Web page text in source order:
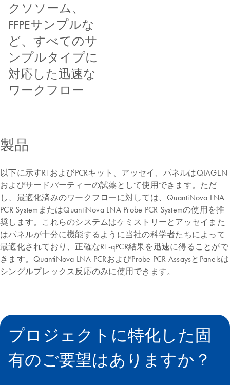
クソソーム、
FFPEサンプルな
ど、すべてのサ
ンプルタイプに
対応した迅速な
ワークフロー
製品
以下に示すRTおよびPCRキット、アッセイ、パネルはQIAGEN
およびサードパーティーの試薬として使用できます。ただ
し、最適化済みのワークフローに対しては、QuantiNova LNA
PCR SystemまたはQuantiNova LNA Probe PCR Systemの使用を推
奨します。これらのシステムはケミストリーとアッセイまた
はパネルが十分に機能するように当社の科学者たちによって
最適化されており、正確なRT-qPCR結果を迅速に得ることがで
きます。QuantiNova LNA PCRおよびProbe PCR AssaysとPanelsは
シングルプレックス反応のみに使用できます。
プロジェクトに特化した固
有のご要望はありますか？